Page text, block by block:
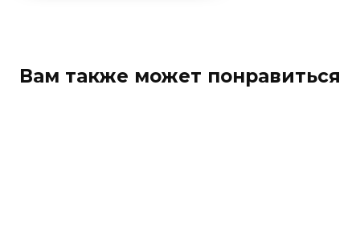
Вам также может понравиться